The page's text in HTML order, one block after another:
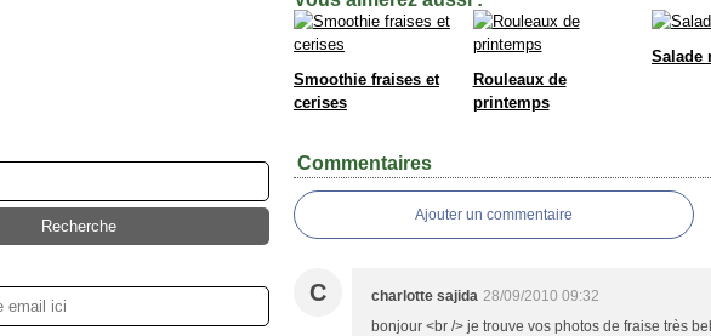
Smoothie fraises et
cerises
Rouleaux de
printemps
Salade
Commentaires
Ajouter un commentaire
C charlotte sajida 28/09/2010 09:32
bonjour <br /> je trouve vos photos de fraise très